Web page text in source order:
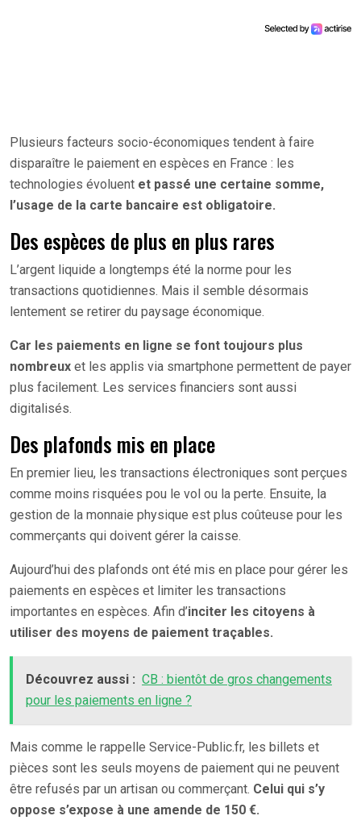
Plusieurs facteurs socio-économiques tendent à faire
disparaître le paiement en espèces en France : les
technologies évoluent et passé une certaine somme,
l’usage de la carte bancaire est obligatoire.
Des espèces de plus en plus rares
L’argent liquide a longtemps été la norme pour les
transactions quotidiennes. Mais il semble désormais
lentement se retirer du paysage économique.
Car les paiements en ligne se font toujours plus
nombreux et les applis via smartphone permettent de payer
plus facilement. Les services financiers sont aussi
digitalisés.
Des plafonds mis en place
En premier lieu, les transactions électroniques sont perçues
comme moins risquées pou le vol ou la perte. Ensuite, la
gestion de la monnaie physique est plus coûteuse pour les
commerçants qui doivent gérer la caisse.
Aujourd’hui des plafonds ont été mis en place pour gérer les
paiements en espèces et limiter les transactions
importantes en espèces. Afin d’inciter les citoyens à
utiliser des moyens de paiement traçables.
Découvrez aussi : CB : bientôt de gros changements
pour les paiements en ligne ?
Mais comme le rappelle Service-Public.fr, les billets et
pièces sont les seuls moyens de paiement qui ne peuvent
être refusés par un artisan ou commerçant. Celui qui s’y
oppose s’expose à une amende de 150 €.